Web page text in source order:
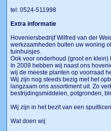
tel: 0524-511998
Extra informatie
Hoveniersbedrijf Wilfred van der
werkzaamheden buiten uw woning
tuinhuisjes.
Ook voor onderhoud (groot en
In 2009 hebben wij naast ons
wij de meeste planten op voorraad
Wij zijn nog steeds bezig met het
langzaam ons assortiment uit. Zo
bestrijdingsmiddelen, potgronden,
Wij zijn in het bezit van een
Wat doen wij: